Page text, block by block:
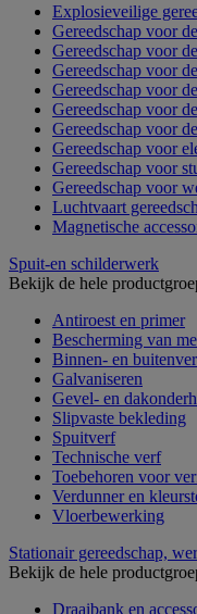
Explosieveilige
Gereedschap voor
Gereedschap voor
Gereedschap voor
Gereedschap voor
Gereedschap voor
Gereedschap voor
Gereedschap voor
Gereedschap voor
Gereedschap voor
Luchtvaart
Magnetische
Spuit-en schilderwerk
Bekijk de hele
Antiroest en primer
Bescherming van
Binnen- en
Galvaniseren
Gevel- en
Slipvaste bekleding
Spuitverf
Technische verf
Toebehoren voor
Verdunner en
Vloerbewerking
Stationair gereedschap,
Bekijk de hele
Draaibank en